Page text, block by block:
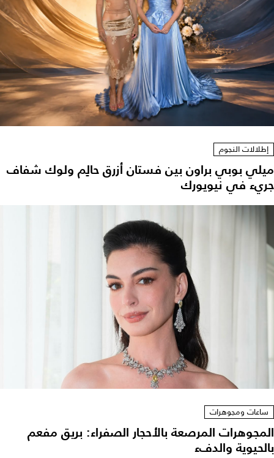
إطلالات النجوم
ميلي بوبي براون بين فستان أزرق حالِم ولوك شفاف
جريء في نيويورك
ساعات ومجوهرات
المجوهرات المرصعة بالأحجار الصفراء: بريق مفعم
بالحيوية والدفء